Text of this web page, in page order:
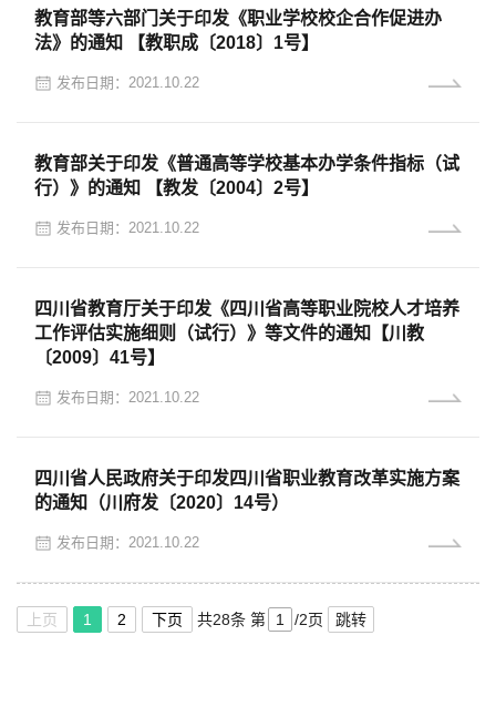
教育部等六部门关于印发《职业学校校企合作促进办
法》的通知 【教职成〔2018〕1号】
发布日期：2021.10.22
教育部关于印发《普通高等学校基本办学条件指标（试
行）》的通知 【教发〔2004〕2号】
发布日期：2021.10.22
四川省教育厅关于印发《四川省高等职业院校人才培养
工作评估实施细则（试行）》等文件的通知【川教
〔2009〕41号】
发布日期：2021.10.22
四川省人民政府关于印发四川省职业教育改革实施方案
的通知（川府发〔2020〕14号）
发布日期：2021.10.22
上页 1 2 下页 共28条 第 /2页 跳转